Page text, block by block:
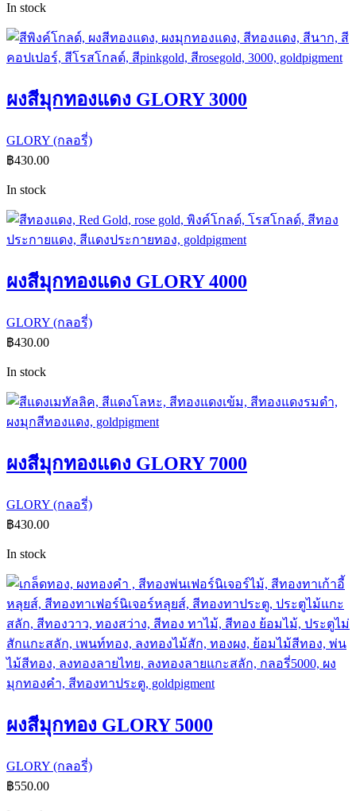
In stock
ผงสีมุกทองแดง GLORY 3000
GLORY (กลอรี่)
฿430.00
In stock
ผงสีมุกทองแดง GLORY 4000
GLORY (กลอรี่)
฿430.00
In stock
ผงสีมุกทองแดง GLORY 7000
GLORY (กลอรี่)
฿430.00
In stock
ผงสีมุกทอง GLORY 5000
GLORY (กลอรี่)
฿550.00